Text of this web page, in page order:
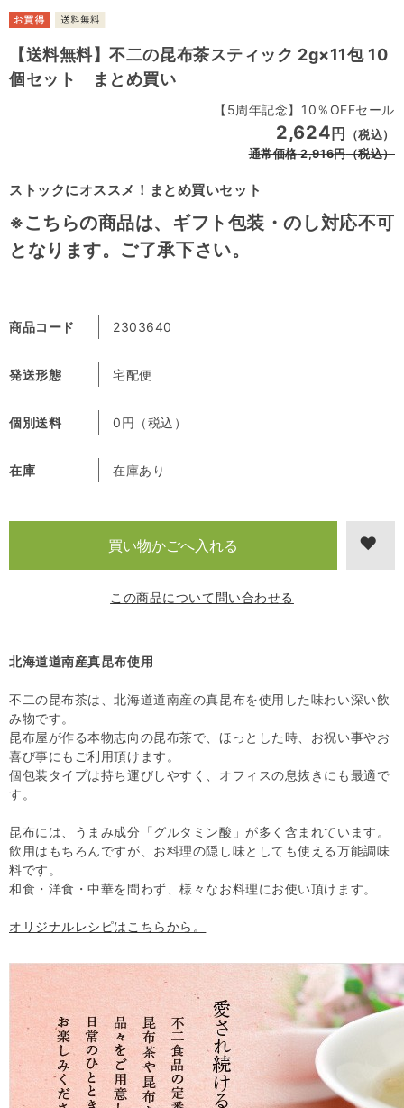
【送料無料】不二の昆布茶スティック 2g×11包 10
個セット まとめ買い
ストックにオススメ！まとめ買いセット
【5周年記念】10％OFFセール
2,624円
（税込）
通常価格2,916円（税込）
商品コード 2303640
発送形態 宅配便
個別送料 0円（税込）
在庫 在庫あり
この商品について問い合わせる
※こちらの商品は、ギフト包装・のし対応不可
となります。ご了承下さい。
北海道道南産真昆布使用
不二の昆布茶は、北海道道南産の真昆布を使用した味わい深い飲
み物です。
昆布屋が作る本物志向の昆布茶で、ほっとした時、お祝い事やお
喜び事にもご利用頂けます。
個包装タイプは持ち運びしやすく、オフィスの息抜きにも最適で
す。
昆布には、うまみ成分「グルタミン酸」が多く含まれています。
飲用はもちろんですが、お料理の隠し味としても使える万能調味
料です。
和食・洋食・中華を問わず、様々なお料理にお使い頂けます。
オリジナルレシピはこちらから。